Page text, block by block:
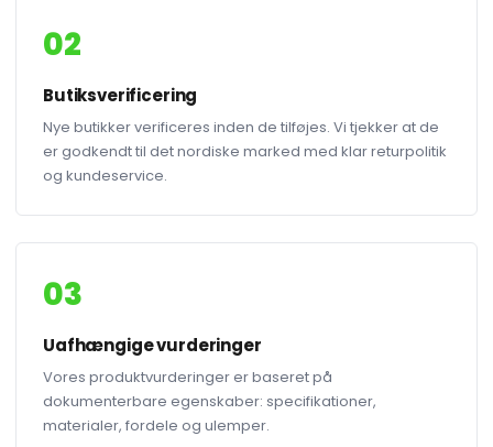
02
Butiksverificering
Nye butikker verificeres inden de tilføjes. Vi tjekker at de
er godkendt til det nordiske marked med klar returpolitik
og kundeservice.
03
Uafhængige vurderinger
Vores produktvurderinger er baseret på
dokumenterbare egenskaber: specifikationer,
materialer, fordele og ulemper.